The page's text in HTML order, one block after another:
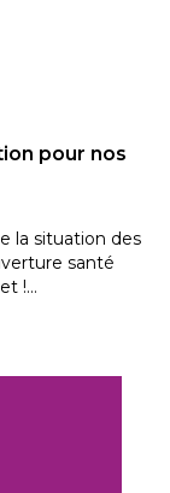
pour nos
la situation des
santé
!…